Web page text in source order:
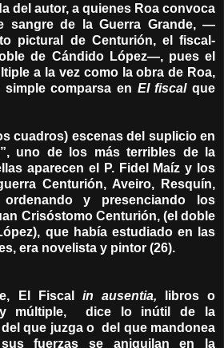
del autor, a quienes Roa convoca
sangre de la Guerra Grande, —
pictural de Centurión, el fiscal-
de Cándido López—, pues el
a la vez como la obra de Roa,
comparsa en El fiscalque
cuadros) escenas del suplicio en
uno de los más terribles de la
aparecen el P. Fidel Maíz y los
Centurión, Aveiro, Resquín,
ordenando y presenciando los
Crisóstomo Centurión, (el doble
que había estudiado en las
era novelista y pintor (26).
El Fiscal in ausentia,
libros o
y múltiple, dice lo inútil de la
que juzga o del que mandonea
fuerzas se aniquilan en la